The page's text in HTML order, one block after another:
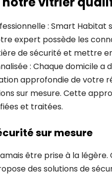
: Smart Habitat
expert possède les
de sécurité et mettre
: Chaque domicile
approfondie de votre
sur mesure. Cette
et traitées.
sur mesure
être prise à la légère.
des solutions de